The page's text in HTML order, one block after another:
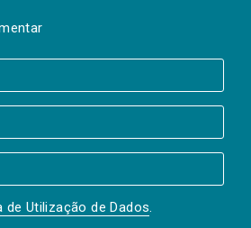
de Utilização de Dados.